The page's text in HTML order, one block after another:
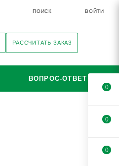
ПОИСК ВОЙТИ
РАССЧИТАТЬ ЗАКАЗ
ВОПРОС-ОТВЕТ
0
0
0